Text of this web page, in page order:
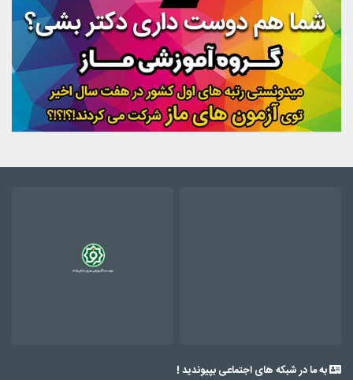
به ما در شبکه های اجتماعی بپیوندید !